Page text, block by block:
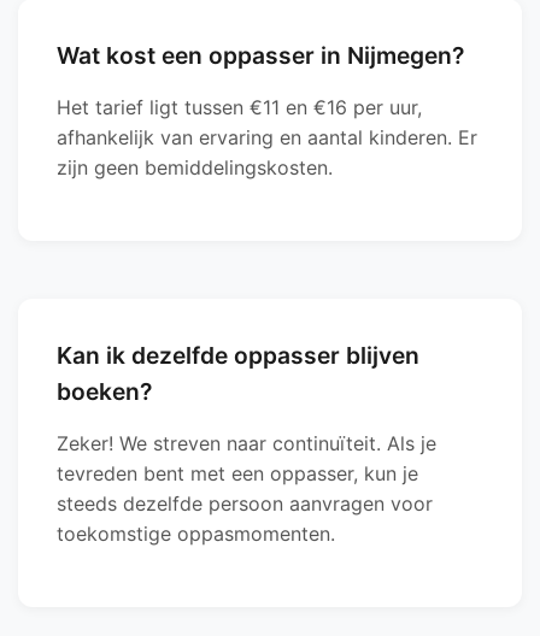
Wat kost een oppasser in Nijmegen?
Het tarief ligt tussen €11 en €16 per uur,
afhankelijk van ervaring en aantal kinderen. Er
zijn geen bemiddelingskosten.
Kan ik dezelfde oppasser blijven
boeken?
Zeker! We streven naar continuïteit. Als je
tevreden bent met een oppasser, kun je
steeds dezelfde persoon aanvragen voor
toekomstige oppasmomenten.